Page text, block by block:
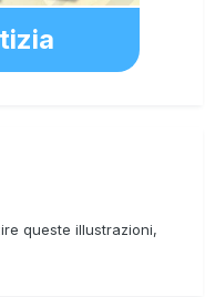
queste illustrazioni,